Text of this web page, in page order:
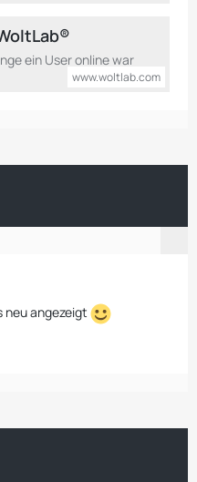
ein User online war
www.woltlab.com
neu angezeigt